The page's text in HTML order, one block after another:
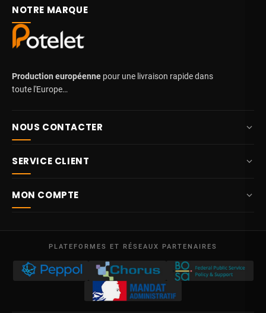
NOTRE MARQUE
Production européenne pour une livraison rapide dans
toute l'Europe…
NOUS CONTACTER
Route Mitoyenne 414
Lun – Ven
09:00 – 17:00
TVA BE 0641.740.320 - RPM Liège
SERVICE CLIENT
Livraison
Conditions générales de vente
Protection des données
MON COMPTE
Mes avoirs
PLATEFORMES ET RÉSEAUX PARTENAIRES